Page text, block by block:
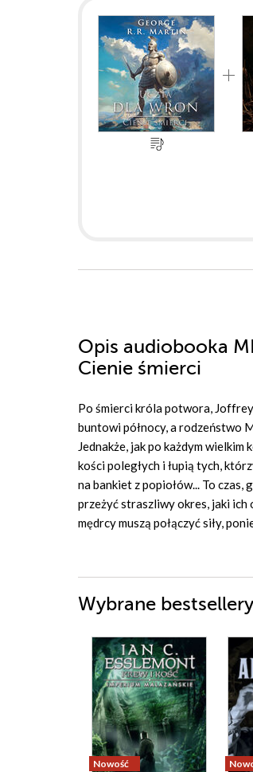
Opis audiobooka
Cienie śmierci
Po śmierci króla potwora,
buntowi północy, a rodzeństwo
Jednakże, jak po każdym
kości poległych i łupią tych,
na bankiet z popiołów... To
przeżyć straszliwy okres, jaki ich
mędrcy muszą połączyć siły,
Wybrane bestsellery
Nowość